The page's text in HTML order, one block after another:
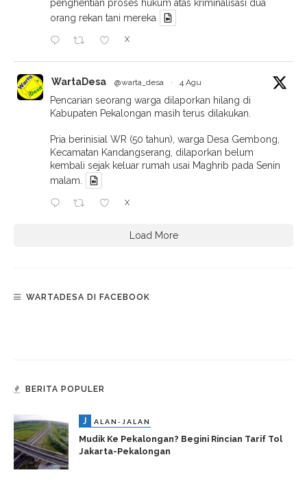
penghentian proses hukum atas kriminalisasi dua
orang rekan tani mereka
X
WartaDesa @warta_desa · 4 Agu
Pencarian seorang warga dilaporkan hilang di
Kabupaten Pekalongan masih terus dilakukan.
Pria berinisial WR (50 tahun), warga Desa Gembong,
Kecamatan Kandangserang, dilaporkan belum
kembali sejak keluar rumah usai Maghrib pada Senin
malam.
X
Load More
WARTADESA DI FACEBOOK
BERITA POPULER
J ALAN-JALAN
Mudik Ke Pekalongan? Begini Rincian Tarif Tol
Jakarta-Pekalongan